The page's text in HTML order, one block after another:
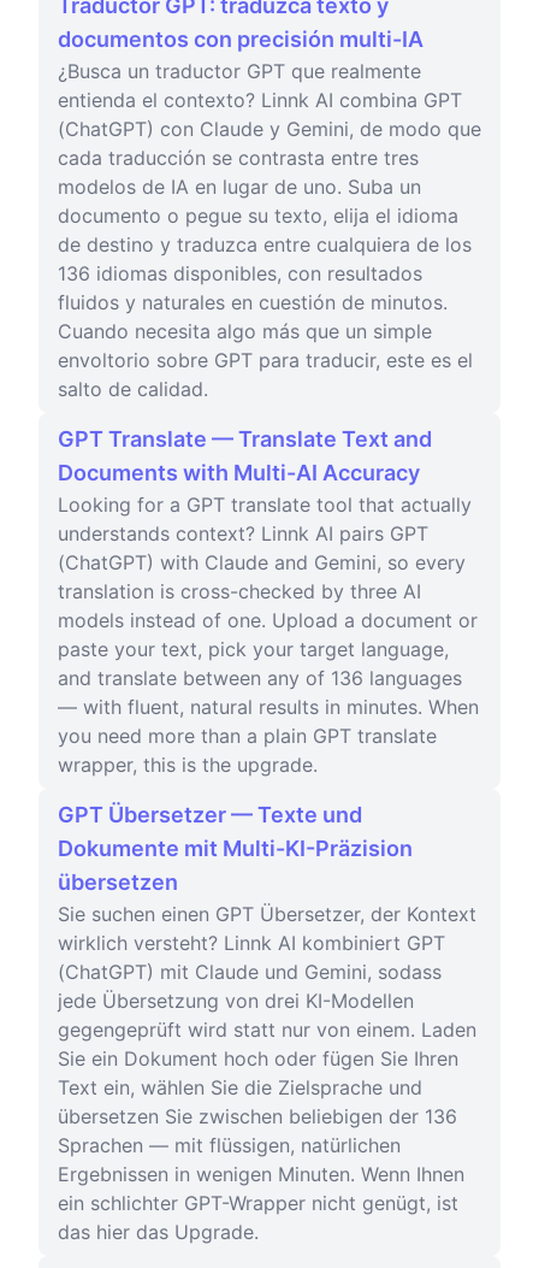
Traductor GPT: traduzca texto y
documentos con precisión multi-IA
¿Busca un traductor GPT que realmente
entienda el contexto? Linnk AI combina GPT
(ChatGPT) con Claude y Gemini, de modo que
cada traducción se contrasta entre tres
modelos de IA en lugar de uno. Suba un
documento o pegue su texto, elija el idioma
de destino y traduzca entre cualquiera de los
136 idiomas disponibles, con resultados
fluidos y naturales en cuestión de minutos.
Cuando necesita algo más que un simple
envoltorio sobre GPT para traducir, este es el
salto de calidad.
GPT Translate — Translate Text and
Documents with Multi-AI Accuracy
Looking for a GPT translate tool that actually
understands context? Linnk AI pairs GPT
(ChatGPT) with Claude and Gemini, so every
translation is cross-checked by three AI
models instead of one. Upload a document or
paste your text, pick your target language,
and translate between any of 136 languages
— with fluent, natural results in minutes. When
you need more than a plain GPT translate
wrapper, this is the upgrade.
GPT Übersetzer — Texte und
Dokumente mit Multi-KI-Präzision
übersetzen
Sie suchen einen GPT Übersetzer, der Kontext
wirklich versteht? Linnk AI kombiniert GPT
(ChatGPT) mit Claude und Gemini, sodass
jede Übersetzung von drei KI-Modellen
gegengeprüft wird statt nur von einem. Laden
Sie ein Dokument hoch oder fügen Sie Ihren
Text ein, wählen Sie die Zielsprache und
übersetzen Sie zwischen beliebigen der 136
Sprachen — mit flüssigen, natürlichen
Ergebnissen in wenigen Minuten. Wenn Ihnen
ein schlichter GPT-Wrapper nicht genügt, ist
das hier das Upgrade.